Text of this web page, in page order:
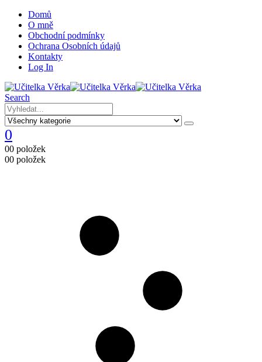
Domů
O mně
Obchodní podmínky
Ochrana Osobních údajů
Kontakty
Log In
Search
0
00 položek
00 položek